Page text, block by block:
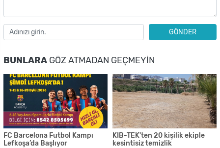
GÖNDER
BUNLARA GÖZ ATMADAN GEÇMEYIN
FC Barcelona Futbol Kampı
Lefkoşa’da Başlıyor
KIB-TEK'ten 20 kişilik ekiple
kesintisiz temizlik